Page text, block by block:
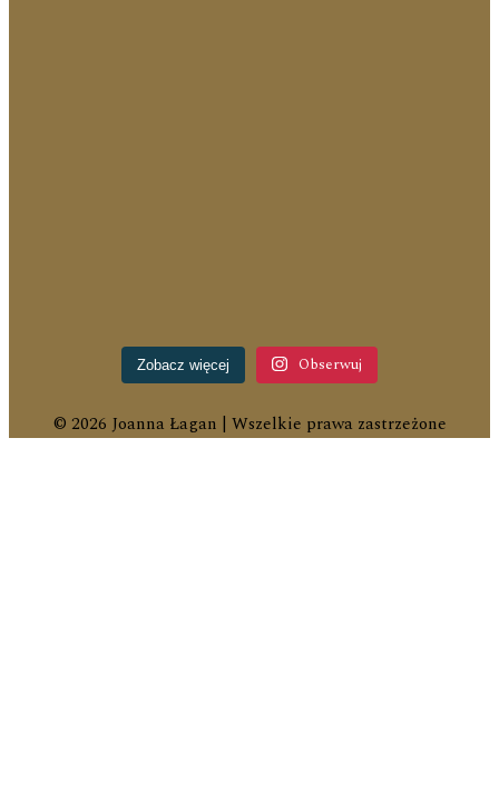
Zobacz więcej Obserwuj
© 2026 Joanna Łagan | Wszelkie prawa zastrzeżone